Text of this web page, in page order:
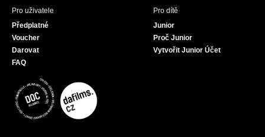
Pro uživatele
Předplatné
Voucher
Darovat
FAQ
Pro dítě
Junior
Proč Junior
Vytvořit Junior Účet